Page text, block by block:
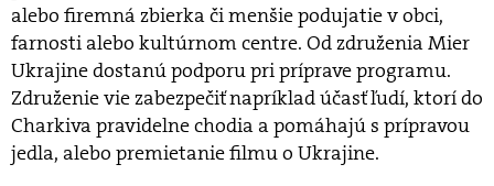
alebo firemná zbierka či menšie podujatie v obci,
farnosti alebo kultúrnom centre. Od združenia Mier
Ukrajine dostanú podporu pri príprave programu.
Združenie vie zabezpečiť napríklad účasť ľudí, ktorí do
Charkiva pravidelne chodia a pomáhajú s prípravou
jedla, alebo premietanie filmu o Ukrajine.